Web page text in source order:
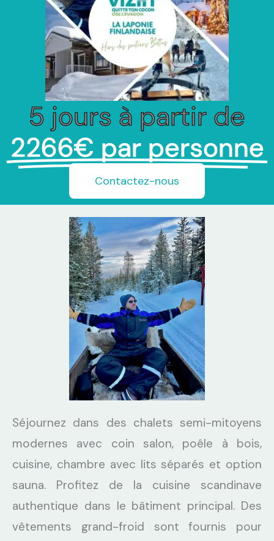
5 jours à partir de
2266€ par personne
Contactez-nous
Séjournez dans des chalets semi-mitoyens
modernes avec coin salon, poêle à bois,
cuisine, chambre avec lits séparés et option
sauna. Profitez de la cuisine scandinave
authentique dans le bâtiment principal. Des
vêtements grand-froid sont fournis pour